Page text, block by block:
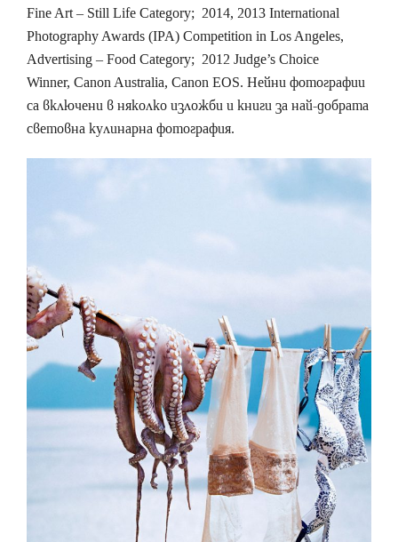
Fine Art – Still Life Category; 2014, 2013 International
Photography Awards (IPA) Competition in Los Angeles,
Advertising – Food Category; 2012 Judge’s Choice
Winner, Canon Australia, Canon EOS. Нейни фотографии
са включени в няколко изложби и книги за най-добрата
световна кулинарна фотография.